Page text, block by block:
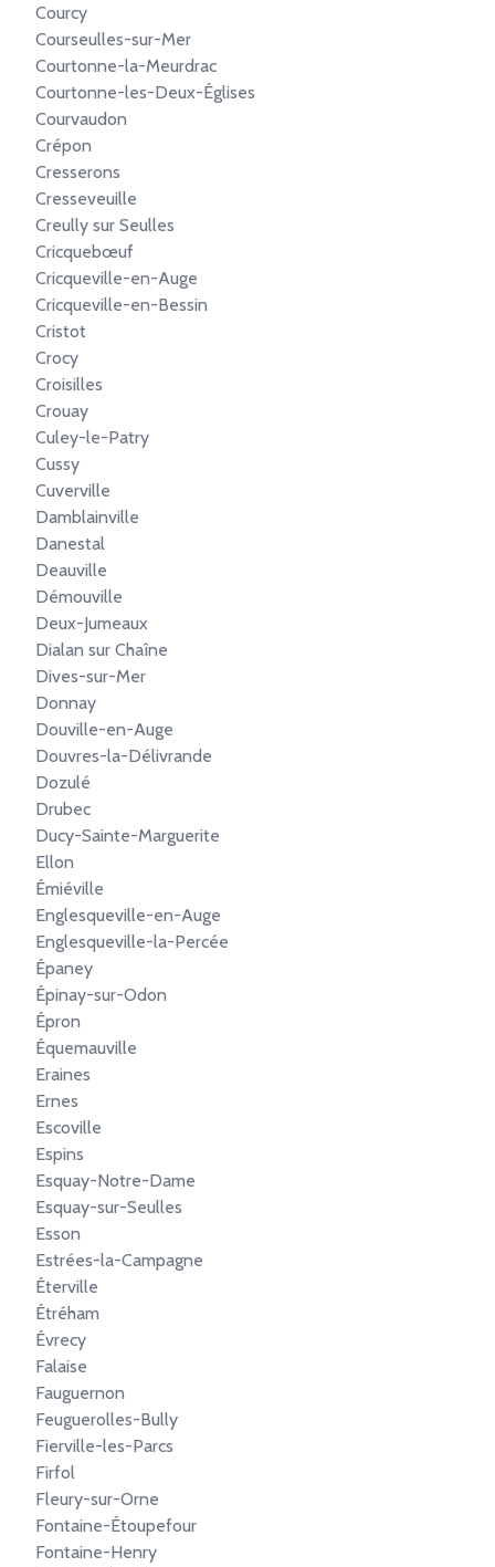
Courcy
Courseulles-sur-Mer
Courtonne-la-Meurdrac
Courtonne-les-Deux-Églises
Courvaudon
Crépon
Cresserons
Cresseveuille
Creully sur Seulles
Cricquebœuf
Cricqueville-en-Auge
Cricqueville-en-Bessin
Cristot
Crocy
Croisilles
Crouay
Culey-le-Patry
Cussy
Cuverville
Damblainville
Danestal
Deauville
Démouville
Deux-Jumeaux
Dialan sur Chaîne
Dives-sur-Mer
Donnay
Douville-en-Auge
Douvres-la-Délivrande
Dozulé
Drubec
Ducy-Sainte-Marguerite
Ellon
Émiéville
Englesqueville-en-Auge
Englesqueville-la-Percée
Épaney
Épinay-sur-Odon
Épron
Équemauville
Eraines
Ernes
Escoville
Espins
Esquay-Notre-Dame
Esquay-sur-Seulles
Esson
Estrées-la-Campagne
Éterville
Étréham
Évrecy
Falaise
Fauguernon
Feuguerolles-Bully
Fierville-les-Parcs
Firfol
Fleury-sur-Orne
Fontaine-Étoupefour
Fontaine-Henry